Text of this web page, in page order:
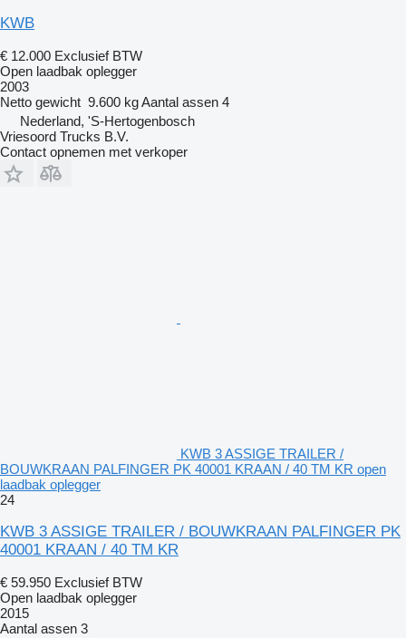
KWB
€ 12.000 Exclusief BTW
Open laadbak oplegger
2003
Netto gewicht 9.600 kgAantal assen 4
Nederland, 'S-Hertogenbosch
Vriesoord Trucks B.V.
Contact opnemen met verkoper
KWB 3 ASSIGE TRAILER /
BOUWKRAAN PALFINGER PK 40001 KRAAN / 40 TM KR open
laadbak oplegger
24
KWB 3 ASSIGE TRAILER / BOUWKRAAN PALFINGER PK
40001 KRAAN / 40 TM KR
€ 59.950 Exclusief BTW
Open laadbak oplegger
2015
Aantal assen 3